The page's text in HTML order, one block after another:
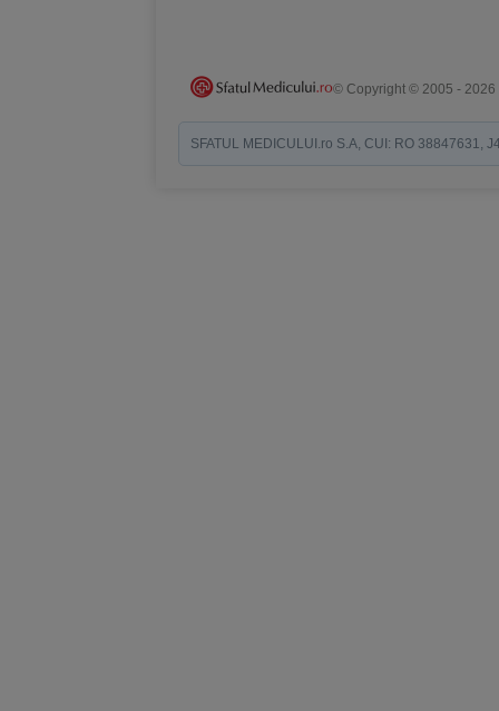
© Copyright © 2005 - 2026
SFATUL MEDICULUI.ro S.A, CUI: RO 38847631,